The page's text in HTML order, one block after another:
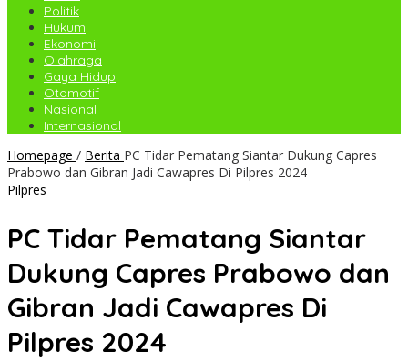
Politik
Hukum
Ekonomi
Olahraga
Gaya Hidup
Otomotif
Nasional
Internasional
Homepage / Berita PC Tidar Pematang Siantar Dukung Capres
Prabowo dan Gibran Jadi Cawapres Di Pilpres 2024
Pilpres
PC Tidar Pematang Siantar
Dukung Capres Prabowo dan
Gibran Jadi Cawapres Di
Pilpres 2024